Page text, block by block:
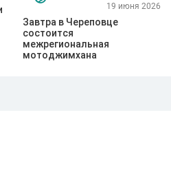
19 июня 2026
Завтра в Череповце
состоится
межрегиональная
мотоджимхана